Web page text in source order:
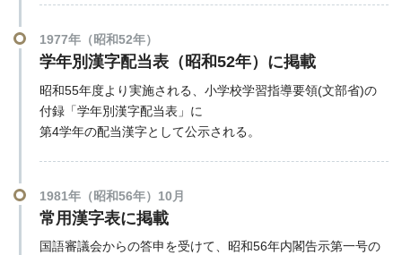
1977年（昭和52年）
学年別漢字配当表（昭和52年）に掲載
昭和55年度より実施される、小学校学習指導要領(文部省)の
付録「学年別漢字配当表」に
第4学年の配当漢字として公示される。
1981年（昭和56年）10月
常用漢字表に掲載
国語審議会からの答申を受けて、昭和56年内閣告示第一号の